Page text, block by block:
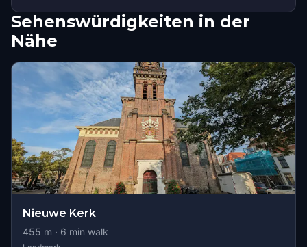
Sehenswürdigkeiten in der
Nähe
Nieuwe Kerk
455 m · 6 min walk